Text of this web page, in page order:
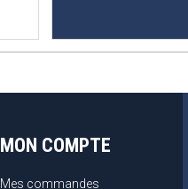
MON COMPTE
Mes commandes